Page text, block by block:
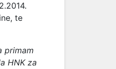
te
primam
HNK za